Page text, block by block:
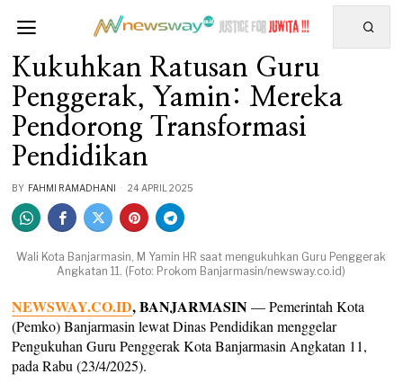
Kukuhkan Ratusan Guru
Penggerak, Yamin: Mereka
Pendorong Transformasi
Pendidikan
BY FAHMI RAMADHANI 24 APRIL 2025
Wali Kota Banjarmasin, M Yamin HR saat mengukuhkan Guru Penggerak
Angkatan 11. (Foto: Prokom Banjarmasin/newsway.co.id)
NEWSWAY.CO.ID, BANJARMASIN— Pemerintah Kota
(Pemko) Banjarmasin lewat Dinas Pendidikan menggelar
Pengukuhan Guru Penggerak Kota Banjarmasin Angkatan 11,
pada Rabu (23/4/2025).